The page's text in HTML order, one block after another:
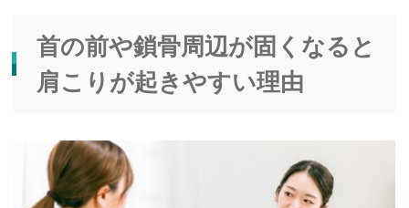
首の前や鎖骨周辺が固くなると
肩こりが起きやすい理由